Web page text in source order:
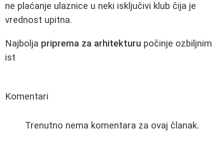
ne plaćanje ulaznice u neki isključivi klub čija je
vrednost upitna.
Najbolja priprema za arhitekturu počinje ozbiljnim
ist
Komentari
Trenutno nema komentara za ovaj članak.